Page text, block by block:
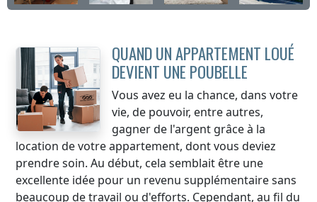
QUAND UN APPARTEMENT LOUÉ
DEVIENT UNE POUBELLE
Vous avez eu la chance, dans votre
vie, de pouvoir, entre autres,
gagner de l'argent grâce à la
location de votre appartement, dont vous deviez
prendre soin. Au début, cela semblait être une
excellente idée pour un revenu supplémentaire sans
beaucoup de travail ou d'efforts. Cependant, au fil du